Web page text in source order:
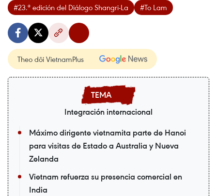
#23.ª edición del Diálogo Shangri-La #To Lam
Theo dõi VietnamPlus
Integración internacional
Máximo dirigente vietnamita parte de Hanoi
para visitas de Estado a Australia y Nueva
Zelanda
Vietnam refuerza su presencia comercial en
India